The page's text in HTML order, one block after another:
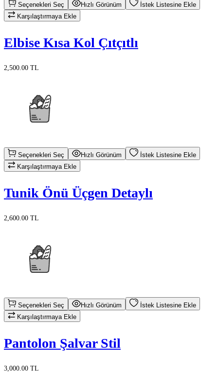
Seçenekleri Seç Hızlı Görünüm
İstek Listesine Ekle
Karşılaştırmaya Ekle
Elbise Kısa Kol Çıtçıtlı
2,500.00 TL
Seçenekleri Seç Hızlı Görünüm
İstek Listesine Ekle
Karşılaştırmaya Ekle
Tunik Önü Üçgen Detaylı
2,600.00 TL
Seçenekleri Seç Hızlı Görünüm
İstek Listesine Ekle
Karşılaştırmaya Ekle
Pantolon Şalvar Stil
3,000.00 TL